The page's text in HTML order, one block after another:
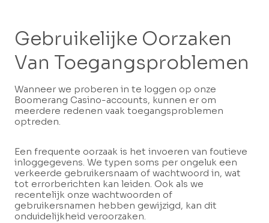
Gebruikelijke Oorzaken
Van Toegangsproblemen
Wanneer we proberen in te loggen op onze
Boomerang Casino-accounts, kunnen er om
meerdere redenen vaak toegangsproblemen
optreden.
Een frequente oorzaak is het invoeren van foutieve
inloggegevens. We typen soms per ongeluk een
verkeerde gebruikersnaam of wachtwoord in, wat
tot errorberichten kan leiden. Ook als we
recentelijk onze wachtwoorden of
gebruikersnamen hebben gewijzigd, kan dit
onduidelijkheid veroorzaken.